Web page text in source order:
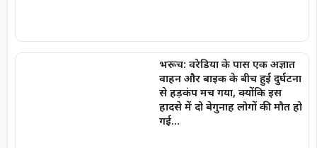
भरूच: वरेडिया के पास एक अज्ञात
वाहन और बाइक के बीच हुई दुर्घटना
से हड़कंप मच गया, क्योंकि इस
हादसे में दो बेगुनाह लोगों की मौत हो
गई…